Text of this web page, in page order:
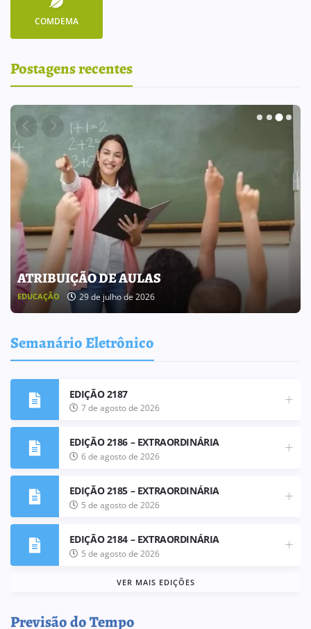
COMDEMA
Postagens recentes
BOLETIM INFORMATIVO 238
BOLETIM INFORMATIVO 25 de julho de 2026
Semanário Eletrônico
EDIÇÃO 2187
7 de agosto de 2026
EDIÇÃO 2186 – EXTRAORDINÁRIA
6 de agosto de 2026
EDIÇÃO 2185 – EXTRAORDINÁRIA
5 de agosto de 2026
EDIÇÃO 2184 – EXTRAORDINÁRIA
5 de agosto de 2026
VER MAIS EDIÇÕES
Previsão do Tempo